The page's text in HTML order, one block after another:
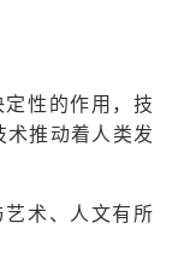
性的作用，技
术推动着人类发
术、人文有所